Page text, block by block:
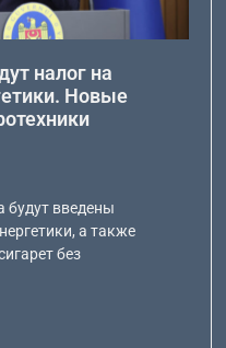
налог на
Новые
будут введены
а также
без